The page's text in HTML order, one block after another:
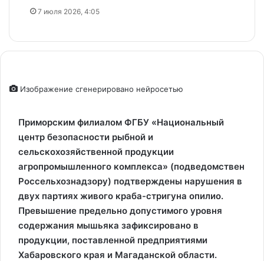
7 июля 2026, 4:05
Изображение сгенерировано нейросетью
Приморским филиалом ФГБУ «Национальный
центр безопасности рыбной и
сельскохозяйственной продукции
агропромышленного комплекса» (подведомствен
Россельхознадзору) подтверждены нарушения в
двух партиях живого краба-стригуна опилио.
Превышение предельно допустимого уровня
содержания мышьяка зафиксировано в
продукции, поставленной предприятиями
Хабаровского края и Магаданской области.